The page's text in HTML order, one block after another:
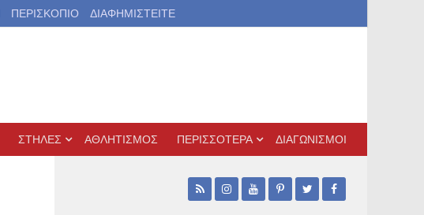
ΠΕΡΙΣΚΟΠΙΟ ΔΙΑΦΗΜΙΣΤΕΙΤΕ
ΣΤΗΛΕΣ ΑΘΛΗΤΙΣΜΟΣ ΠΕΡΙΣΣΟΤΕΡΑ ΔΙΑΓΩΝΙΣΜΟΙ